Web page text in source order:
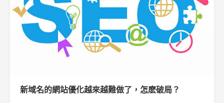
新域名的網站優化越來越難做了，怎麽破局？